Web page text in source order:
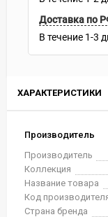
ХАРАКТЕРИСТИКИ
Производитель
Производитель
Коллекция
Название товара
Код
Страна бренда
Доставка по
В течение 1-3